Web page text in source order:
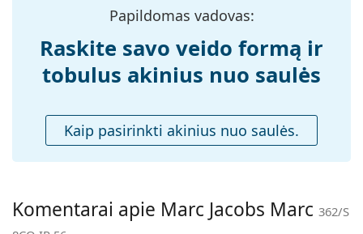
100 g
nosies
pagalvėlės:
Ne
Priedai
Dėklas:
Taip
Valymo šluostė:
Taip
Lytis:
Moterims
Papildomas vadovas:
Raskite savo veido formą ir
tobulus akinius nuo saulės
Kaip pasirinkti akinius nuo saulės.
Komentarai apie Marc Jacobs Marc 362/S